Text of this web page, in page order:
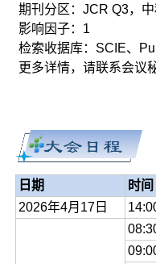
期刊分区：JCR Q3，
影响因子：1
检索收据库：SCIE、
更多详情，请联系会议
日期 时间
2026年4月17日